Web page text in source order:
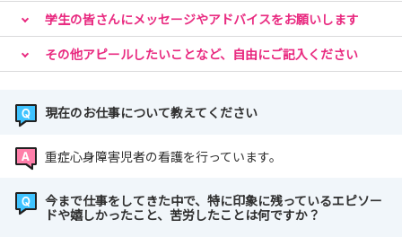
【先輩情報公開中】
など、当院で働く先輩の声をご覧ください。
学生の皆さんにメッセージやアドバイスをお願いします
その他アピールしたいことなど、自由にご記入ください
現在のお仕事について教えてください
重症心身障害児者の看護を行っています。
今まで仕事をしてきた中で、特に印象に残っているエピソー
ドや嬉しかったこと、苦労したことは何ですか？